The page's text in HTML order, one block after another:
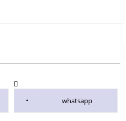
whatsapp